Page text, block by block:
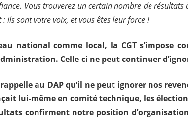
Vous trouverez un certain nombre de
: ils sont votre voix, et vous êtes leur force !
national comme local, la CGT s’impose
Celle-ci ne peut continuer
rappelle au DAP qu’il ne peut ignorer nos
lui-même en comité technique, les
confirment notre position